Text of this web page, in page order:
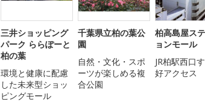
三井ショッピング
パーク ららぽーと
柏の葉
環境と健康に配慮
した未来型ショッ
ピングモール
千葉県立柏の葉公
園
自然・文化・スポ
ーツが楽しめる複
合公園
柏高島屋ス
ョンモール
JR柏駅西口
好アクセス